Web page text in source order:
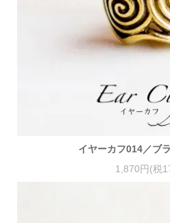
イヤーカフ014／ブ
1,870円(税